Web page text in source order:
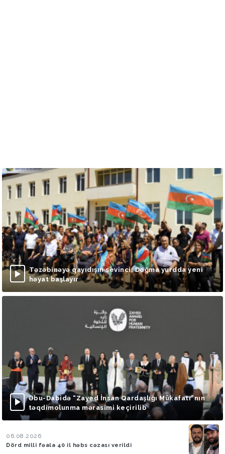
Təzəbinəyə qayıdışın sevinci: Doğma yurdda yeni
həyat başlayır
Əbu-Dabidə “Zayed İnsan Qardaşlığı Mükafatı”nın
təqdimolunma mərasimi keçirilib
06.08.2026
Dörd milli fəala 40 il həbs cəzası verildi